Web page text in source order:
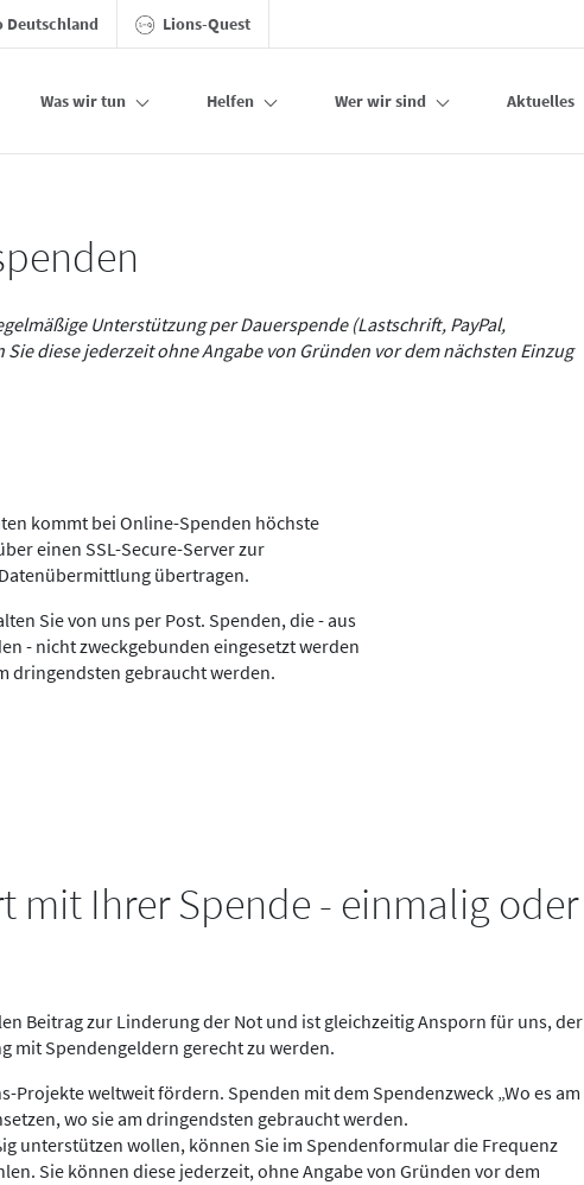
Deutschland Lions-Quest
Was wir tun Helfen Wer wir sind Aktuelles
Unterstützung per Dauerspende (Lastschrift, PayPal,
diese jederzeit ohne Angabe von Gründen vor dem nächsten Einzug
kommt bei Online-Spenden höchste
einen SSL-Secure-Server zur
übertragen.
Sie von uns per Post. Spenden, die - aus
- nicht zweckgebunden eingesetzt werden
dringendsten gebraucht werden.
mit Ihrer Spende - einmalig oder
Beitrag zur Linderung der Not und ist gleichzeitig Ansporn für uns, der
mit Spendengeldern gerecht zu werden.
Projekte weltweit fördern. Spenden mit dem Spendenzweck „Wo es am
wo sie am dringendsten gebraucht werden.
unterstützen wollen, können Sie im Spendenformular die Frequenz
Sie können diese jederzeit, ohne Angabe von Gründen vor dem